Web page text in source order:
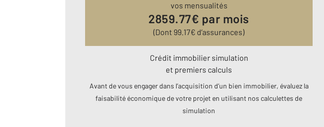
vos mensualités
2859.77€ par mois
(Dont 99.17€ d’assurances)
Crédit immobilier simulation
et premiers calculs
Avant de vous engager dans l’acquisition d’un bien immobilier, évaluez la
faisabilité économique de votre projet en utilisant nos calculettes de
simulation